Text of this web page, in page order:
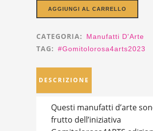
Design
"Una
Finestra
di
AGGIUNGI AL CARRELLO
CATEGORIA: Manufatti D'Arte
TAG: #gomitolorosa4arts2023
DESCRIZIONE
Questi manufatti d’arte
frutto dell’iniziativa